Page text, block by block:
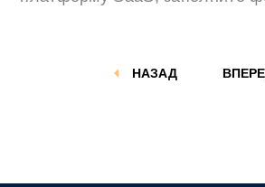
НАЗАД